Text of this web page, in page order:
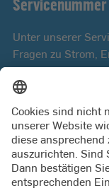
Unter unserer
Fragen zu Strom,
Mo bis Fr 8:00 -
0431 9879 3000